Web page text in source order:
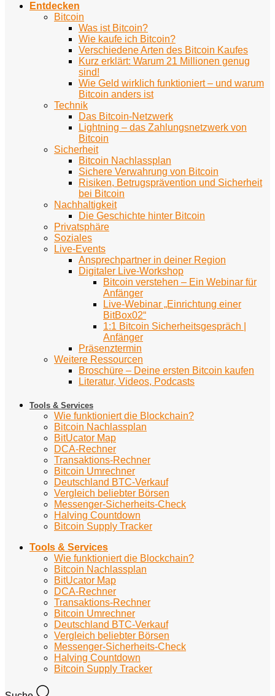
Entdecken
Bitcoin
Was ist Bitcoin?
Wie kaufe ich Bitcoin?
Verschiedene Arten des Bitcoin Kaufes
Kurz erklärt: Warum 21 Millionen genug
sind!
Wie Geld wirklich funktioniert – und warum
Bitcoin anders ist
Technik
Das Bitcoin-Netzwerk
Lightning – das Zahlungsnetzwerk von
Bitcoin
Sicherheit
Bitcoin Nachlassplan
Sichere Verwahrung von Bitcoin
Risiken, Betrugsprävention und Sicherheit
bei Bitcoin
Nachhaltigkeit
Die Geschichte hinter Bitcoin
Privatsphäre
Soziales
Live-Events
Ansprechpartner in deiner Region
Digitaler Live-Workshop
Bitcoin verstehen – Ein Webinar für
Anfänger
Live-Webinar „Einrichtung einer
BitBox02“
1:1 Bitcoin Sicherheitsgespräch |
Anfänger
Präsenztermin
Weitere Ressourcen
Broschüre – Deine ersten Bitcoin kaufen
Literatur, Videos, Podcasts
Tools & Services
Wie funktioniert die Blockchain?
Bitcoin Nachlassplan
BitUcator Map
DCA-Rechner
Transaktions-Rechner
Bitcoin Umrechner
Deutschland BTC-Verkauf
Vergleich beliebter Börsen
Messenger-Sicherheits-Check
Halving Countdown
Bitcoin Supply Tracker
Tools & Services
Wie funktioniert die Blockchain?
Bitcoin Nachlassplan
BitUcator Map
DCA-Rechner
Transaktions-Rechner
Bitcoin Umrechner
Deutschland BTC-Verkauf
Vergleich beliebter Börsen
Messenger-Sicherheits-Check
Halving Countdown
Bitcoin Supply Tracker